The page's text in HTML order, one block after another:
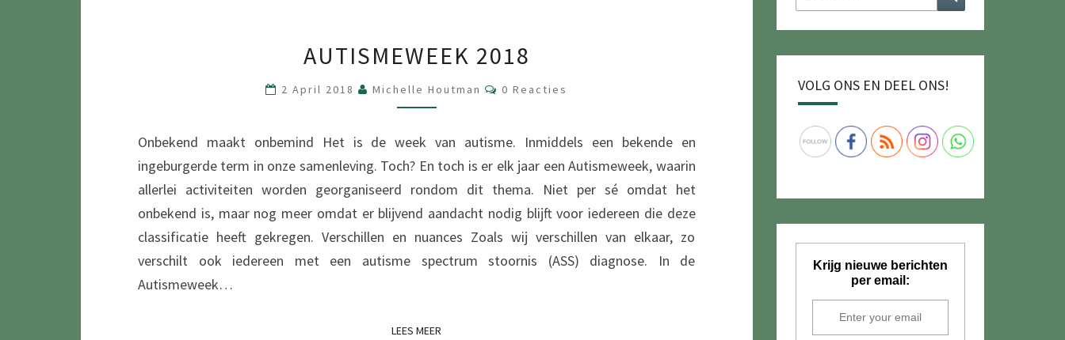
2018
AUTISMEWEEK 2018
2 April 2018 Michelle Houtman Reacties
0 Reacties
Onbekend maakt onbemind Het is de week van autisme. Inmiddels een bekende en
ingeburgerde term in onze samenleving. Toch? En toch is er elk jaar een Autismeweek, waarin
allerlei activiteiten worden georganiseerd rondom dit thema. Niet per sé omdat het
onbekend is, maar nog meer omdat er blijvend aandacht nodig blijft voor iedereen die deze
classificatie heeft gekregen. Verschillen en nuances Zoals wij verschillen van elkaar, zo
verschilt ook iedereen met een autisme spectrum stoornis (ASS) diagnose. In de
Autismeweek…
LEES MEER
naar:
VOLG ONS EN DEEL ONS!
Krijg nieuwe berichten
per email: